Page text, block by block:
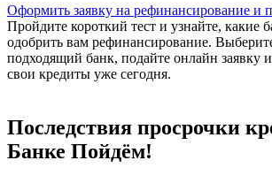
Оформить заявку на рефинансирование и
Пройдите короткий тест и узнайте, какие
одобрить вам рефинансирование.
подходящий банк, подайте онлайн заявку
свои кредиты уже сегодня.
Последствия просрочки
Банке Пойдём!